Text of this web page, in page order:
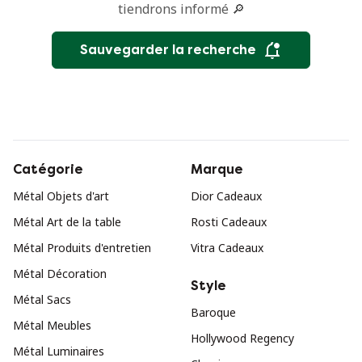
tiendrons informé 🔎
Sauvegarder la recherche
Catégorie
Métal Objets d'art
Métal Art de la table
Métal Produits d'entretien
Métal Décoration
Métal Sacs
Métal Meubles
Métal Luminaires
Marque
Dior Cadeaux
Rosti Cadeaux
Vitra Cadeaux
Style
Baroque
Hollywood Regency